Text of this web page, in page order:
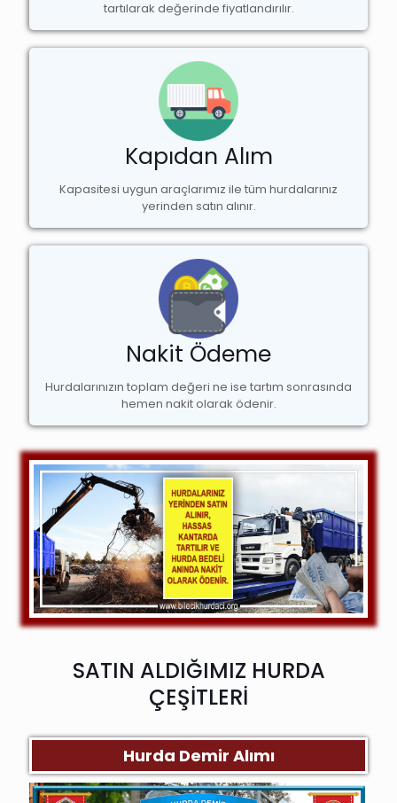
tartılarak değerinde fiyatlandırılır.
Kapıdan Alım
Kapasitesi uygun araçlarımız ile tüm hurdalarınız
yerinden satın alınır.
Nakit Ödeme
Hurdalarınızın toplam değeri ne ise tartım sonrasında
hemen nakit olarak ödenir.
SATIN ALDIĞIMIZ HURDA
ÇEŞİTLERİ
Hurda Demir Alımı